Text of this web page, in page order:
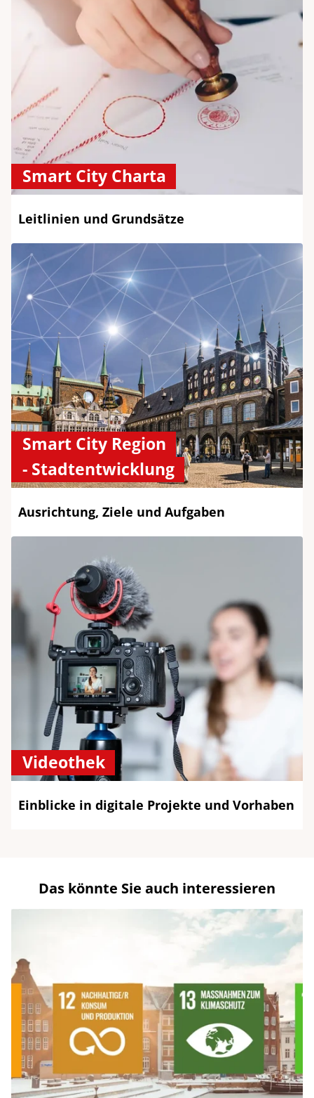
Smart City Charta
Leitlinien und Grundsätze
Smart City Region
- Stadtentwicklung
Ausrichtung, Ziele und Aufgaben
Videothek
Einblicke in digitale Projekte und Vorhaben
Das könnte Sie auch interessieren